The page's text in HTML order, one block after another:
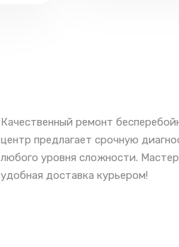
Качественный ремонт
центр предлагает срочную
любого уровня сложности.
удобная доставка курьером!